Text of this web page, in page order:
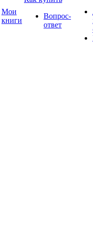
Мои
книги
Вопрос-
ответ